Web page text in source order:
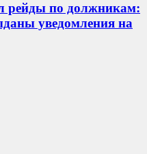
рейды по должникам:
уведомления на